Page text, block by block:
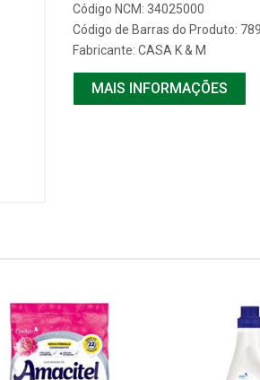
Código NCM: 34025000
Código de Barras do Produto:
Fabricante: CASA K & M
MAIS INFORMAÇÕES